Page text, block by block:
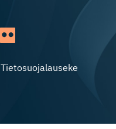
Tietosuojalauseke